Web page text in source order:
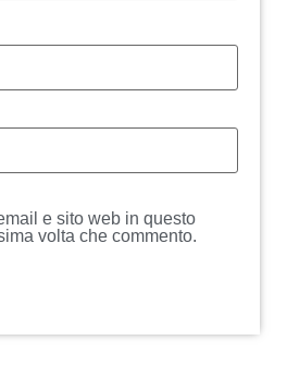
e sito web in questo
volta che commento.